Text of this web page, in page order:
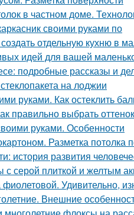
в частном доме.
своими руками по
отдельную кухню в
идей для вашей
подробные рассказы и
на лоджии
руками. Как остеклить
правильно выбрать оттенок
руками. Особенности
Разметка потолка
история развития
серой плиткой и желтым
Удивительно,
Внешние